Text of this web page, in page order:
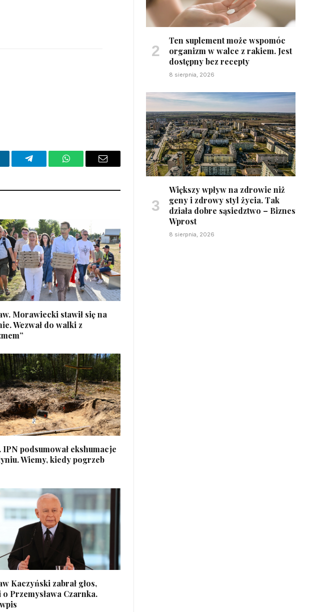
Telegram WhatsAppEmail
Morawiecki stawił się na
Wezwał do walki z
IPN podsumował ekshumacje
Wiemy, kiedy pogrzeb
Kaczyński zabrał głos,
Przemysława Czarnka.
Ten suplement może wspomóc
organizm w walce z rakiem. Jest
dostępny bez recepty
8 sierpnia, 2026
Większy wpływ na zdrowie niż
geny i zdrowy styl życia. Tak
działa dobre sąsiedztwo – Biznes
Wprost
8 sierpnia, 2026